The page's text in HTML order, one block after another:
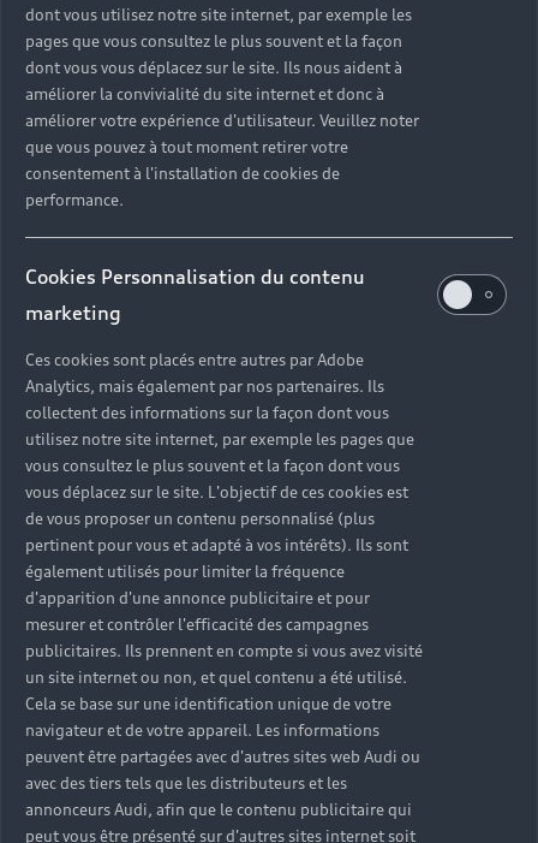
dont vous utilisez notre site internet, par exemple les
pages que vous consultez le plus souvent et la façon
dont vous vous déplacez sur le site. Ils nous aident à
améliorer la convivialité du site internet et donc à
améliorer votre expérience d'utilisateur. Veuillez noter
que vous pouvez à tout moment retirer votre
consentement à l'installation de cookies de
performance.
Cookies Personnalisation du contenu
marketing
Ces cookies sont placés entre autres par Adobe
Analytics, mais également par nos partenaires. Ils
collectent des informations sur la façon dont vous
utilisez notre site internet, par exemple les pages que
vous consultez le plus souvent et la façon dont vous
vous déplacez sur le site. L'objectif de ces cookies est
de vous proposer un contenu personnalisé (plus
pertinent pour vous et adapté à vos intérêts). Ils sont
également utilisés pour limiter la fréquence
d'apparition d'une annonce publicitaire et pour
mesurer et contrôler l'efficacité des campagnes
publicitaires. Ils prennent en compte si vous avez visité
un site internet ou non, et quel contenu a été utilisé.
Cela se base sur une identification unique de votre
navigateur et de votre appareil. Les informations
peuvent être partagées avec d'autres sites web Audi ou
avec des tiers tels que les distributeurs et les
annonceurs Audi, afin que le contenu publicitaire qui
peut vous être présenté sur d'autres sites internet soit